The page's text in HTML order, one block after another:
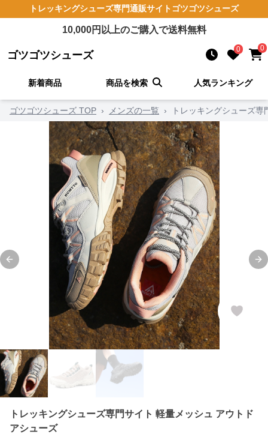
トレッキングシューズ専門通販サイト ゴツゴツシューズ
10,000円以上のご購入で送料無料
ゴツゴツシューズ 0 0
新着商品 商品を検索 人気ランキング
ゴツゴツシューズ TOP › メンズの一覧 › トレッキングシューズ
Previous slide
トレッキングシューズ専門サイト 軽量メッシュ アウトド
アシューズ